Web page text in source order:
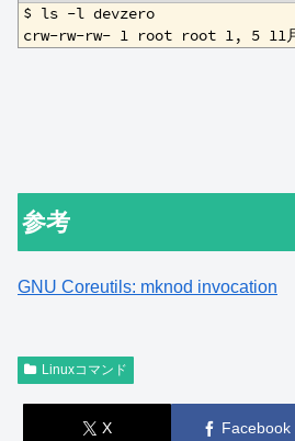
$ ls -l devzero
crw-rw-rw- 1 root root 1, 5 11
参考
GNU Coreutils: mknod invocation
Linuxコマンド
X Facebook